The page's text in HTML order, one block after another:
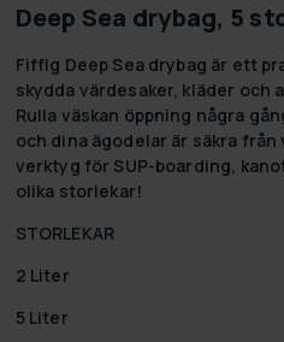
Deep Sea drybag, 5
Fiffig Deep Sea drybag är ett
skydda värdesaker, kläder och
Rulla väskan öppning några
och dina ägodelar är säkra
verktyg för SUP-boarding,
olika storlekar!
STORLEKAR
2 Liter
5 Liter